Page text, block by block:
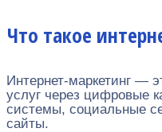
Что такое
Интернет-маркетинг —
услуг через цифровые
системы, социальные
сайты.